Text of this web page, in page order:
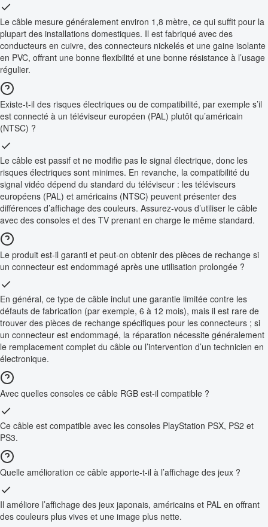
Le câble mesure généralement environ 1,8 mètre, ce qui suffit pour la
plupart des installations domestiques. Il est fabriqué avec des
conducteurs en cuivre, des connecteurs nickelés et une gaine isolante
en PVC, offrant une bonne flexibilité et une bonne résistance à l’usage
régulier.
Existe-t-il des risques électriques ou de compatibilité, par exemple s’il
est connecté à un téléviseur européen (PAL) plutôt qu’américain
(NTSC) ?
Le câble est passif et ne modifie pas le signal électrique, donc les
risques électriques sont minimes. En revanche, la compatibilité du
signal vidéo dépend du standard du téléviseur : les téléviseurs
européens (PAL) et américains (NTSC) peuvent présenter des
différences d’affichage des couleurs. Assurez-vous d’utiliser le câble
avec des consoles et des TV prenant en charge le même standard.
Le produit est-il garanti et peut-on obtenir des pièces de rechange si
un connecteur est endommagé après une utilisation prolongée ?
En général, ce type de câble inclut une garantie limitée contre les
défauts de fabrication (par exemple, 6 à 12 mois), mais il est rare de
trouver des pièces de rechange spécifiques pour les connecteurs ; si
un connecteur est endommagé, la réparation nécessite généralement
le remplacement complet du câble ou l’intervention d’un technicien en
électronique.
Avec quelles consoles ce câble RGB est-il compatible ?
Ce câble est compatible avec les consoles PlayStation PSX, PS2 et
PS3.
Quelle amélioration ce câble apporte-t-il à l’affichage des jeux ?
Il améliore l’affichage des jeux japonais, américains et PAL en offrant
des couleurs plus vives et une image plus nette.